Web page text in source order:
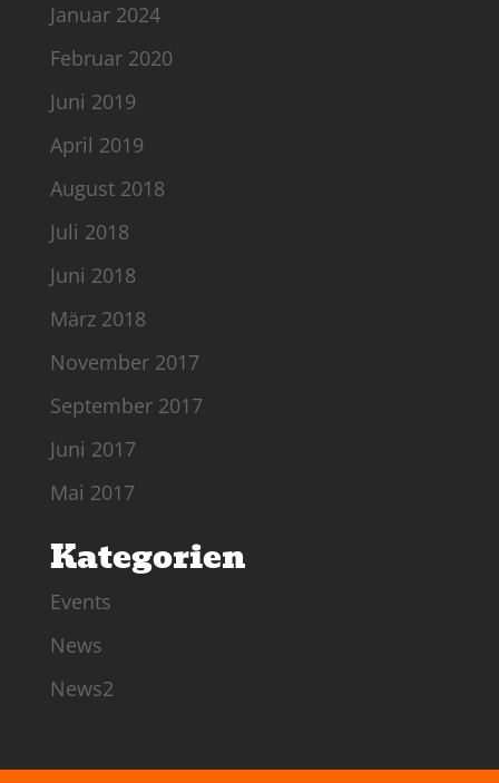
Januar 2024
Februar 2020
Juni 2019
April 2019
August 2018
Juli 2018
Juni 2018
März 2018
November 2017
September 2017
Juni 2017
Mai 2017
Kategorien
Events
News
News2